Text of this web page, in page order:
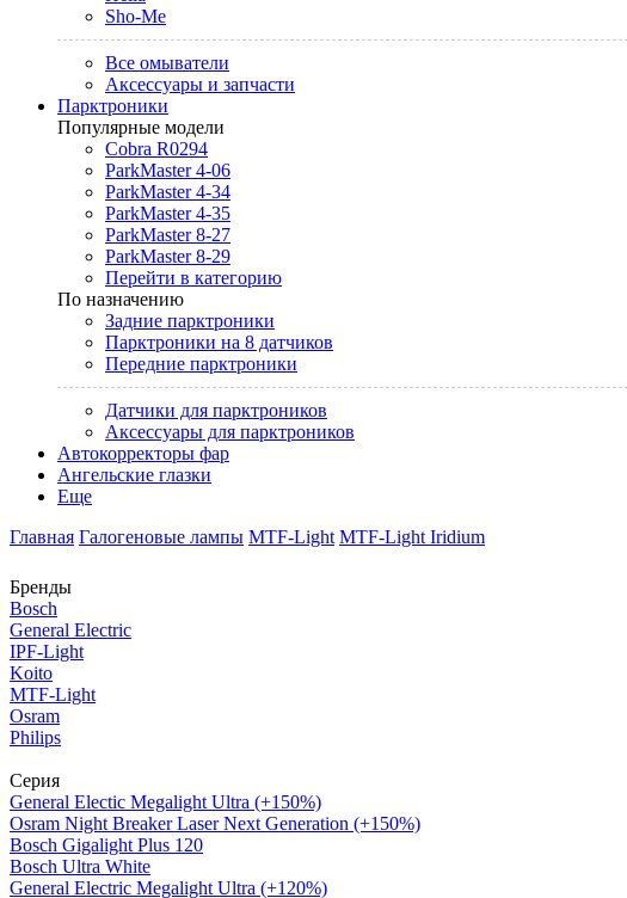
Sho-Me
Все омыватели
Аксессуары и запчасти
Парктроники
Популярные модели
Cobra R0294
ParkMaster 4-06
ParkMaster 4-34
ParkMaster 4-35
ParkMaster 8-27
ParkMaster 8-29
Перейти в категорию
По назначению
Задние парктроники
Парктроники на 8 датчиков
Передние парктроники
Датчики для парктроников
Аксессуары для парктроников
Автокорректоры фар
Ангельские глазки
Еще
Главная Галогеновые лампы MTF-Light MTF-Light Iridium
Бренды
Bosch
General Electric
IPF-Light
Koito
MTF-Light
Osram
Philips
Серия
General Electic Megalight Ultra (+150%)
Osram Night Breaker Laser Next Generation (+150%)
Bosch Gigalight Plus 120
Bosch Ultra White
General Electric Megalight Ultra (+120%)